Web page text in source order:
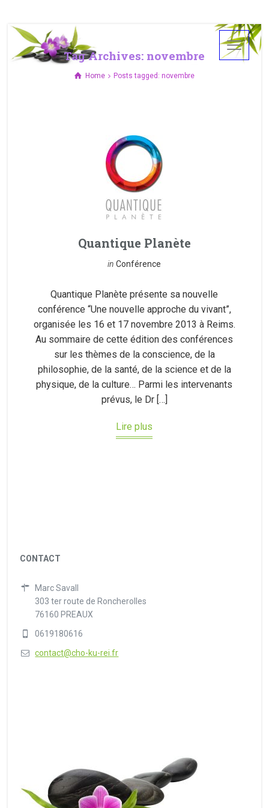
Tag Archives: novembre
Home Posts tagged: novembre
Quantique Planète
inConférence
Quantique Planète présente sa nouvelle
conférence “Une nouvelle approche du vivant”,
organisée les 16 et 17 novembre 2013 à Reims.
Au sommaire de cette édition des conférences
sur les thèmes de la conscience, de la
philosophie, de la santé, de la science et de la
physique, de la culture… Parmi les intervenants
prévus, le Dr […]
Lire plus
CONTACT
Marc Savall
303 ter route de Roncherolles
76160 PREAUX
0619180616
contact@cho-ku-rei.fr